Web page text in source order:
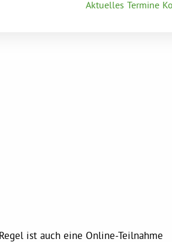
Aktuelles Termine
ist auch eine Online-Teilnahme